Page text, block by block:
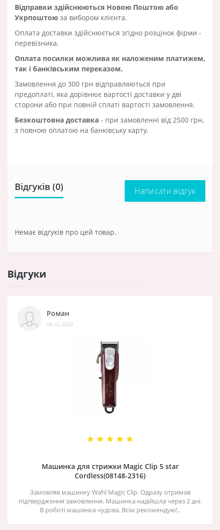
Відправки здійснюються Новою Поштою або
Укрпоштою за вибором клієнта.
Оплата доставки здійснюється згідно розцінок фірми -
перевізника.
Оплата посилки можлива як наложеним платижем,
так і банківським переказом.
Замовлення до 300 грн відправляються при
предоплаті, яка дорівнює вартості доставки у дві
сторони або при повній сплаті вартості замовлення.
Безкоштовна доставка - при замовленні від 2500 грн,
з повною оплатою на банківську карту.
Відгуків (0) Написати відгук
Немає відгуків про цей товар.
Відгуки
Роман
06.02.2022
Машинка для стрижки Magic Clip 5 star
Cordless(08148-2316)
Замовляв машинку Wahl Magic Clip. Одразу отримав
підтвердження замовлення. Машинка надійшла через 2 дні.
В роботі машинка чудова. Всім рекомендую!..